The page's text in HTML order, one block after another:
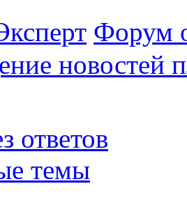
Форум
новостей
ответов
темы